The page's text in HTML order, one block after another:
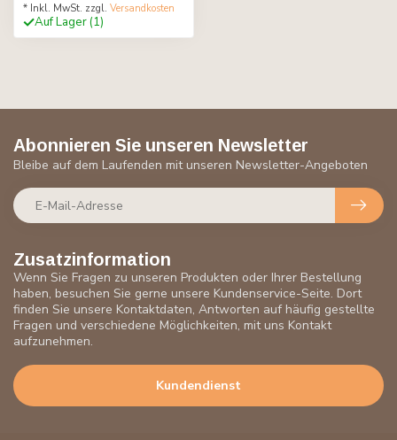
* Inkl. MwSt. zzgl. Versandkosten
Auf Lager (1)
Zusatzinformation
Wenn Sie Fragen zu unseren Produkten oder Ihrer Bestellung
haben, besuchen Sie gerne unsere Kundenservice-Seite. Dort
finden Sie unsere Kontaktdaten, Antworten auf häufig gestellte
Fragen und verschiedene Möglichkeiten, mit uns Kontakt
aufzunehmen.
Kundendienst
Abonnieren Sie unseren Newsletter
Bleibe auf dem Laufenden mit unseren Newsletter-Angeboten